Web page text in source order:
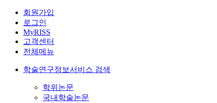
회원가입
로그인
MyRISS
고객센터
전체메뉴
학술연구정보서비스 검색
학위논문
국내학술논문